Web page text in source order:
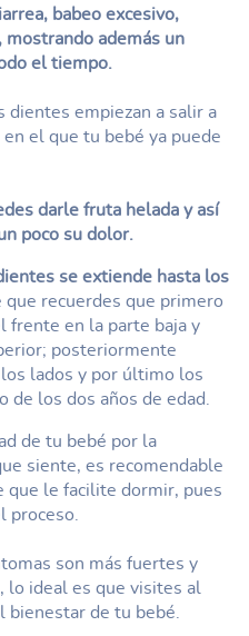
babeo excesivo,
además un
el tiempo.
dientes empiezan a salir a
el que tu bebé ya puede
darle fruta helada y así
poco su dolor.
se extiende hasta los
que recuerdes que primero
frente en la parte baja y
posteriormente
lados y por último los
de los dos años de edad.
de tu bebé por la
siente, es recomendable
que le facilite dormir, pues
proceso.
son más fuertes y
lo ideal es que visites al
bienestar de tu bebé.